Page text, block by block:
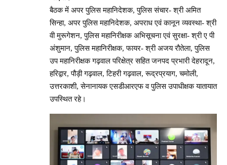
बैठक में अपर पुलिस महानिदेशक, पुलिस संचार- श्री अमित
सिन्हा, अपर पुलिस महानिदेशक, अपराध एवं कानून व्यवस्था- श्री
वी मुरूगेशन, पुलिस महानिरीक्षक अभिसूचना एवं सुरक्षा- श्री ए पी
अंशुमान, पुलिस महानिरीक्षक, फायर- श्री अजय रौतेला, पुलिस
उप महानिरीक्षक गढ़वाल परिक्षेत्र सहित जनपद प्रभारी देहरादून,
हरिद्वार, पौड़ी गढ़वाल, टिहरी गढ़वाल, रूद्रप्रयाग, चमोली,
उत्तरकाशी, सेनानायक एसडीआरएफ व पुलिस उपाधीक्षक यातायात
उपस्थित रहे।